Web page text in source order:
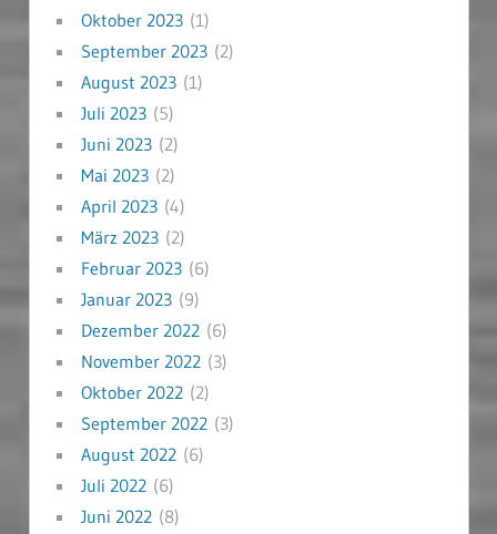
Oktober 2023(1)
September 2023(2)
August 2023(1)
Juli 2023(5)
Juni 2023(2)
Mai 2023(2)
April 2023(4)
März 2023(2)
Februar 2023(6)
Januar 2023(9)
Dezember 2022(6)
November 2022(3)
Oktober 2022(2)
September 2022(3)
August 2022(6)
Juli 2022(6)
Juni 2022(8)